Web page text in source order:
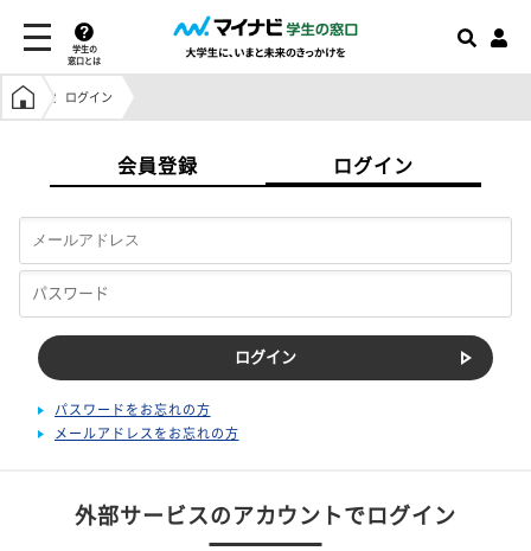
学生の
窓口とは
学生の窓口トップ
ログイン
会員登録 ログイン
パスワードをお忘れの方
メールアドレスをお忘れの方
外部サービスのアカウントでログイン